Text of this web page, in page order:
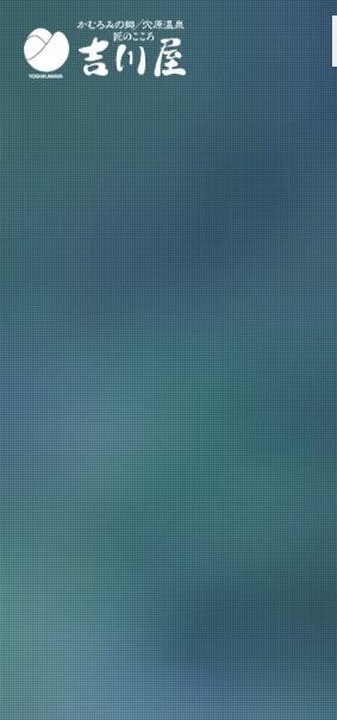
! 吉川屋のコロナウイルス感
重要なお知
TOP 吉
温泉 客室
料理 過
館内 交
日帰り温泉
会議・団体
ご宿泊プラン